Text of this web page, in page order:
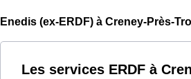
Enedis (ex-ERDF) à Creney-Près-
Les services ERDF à